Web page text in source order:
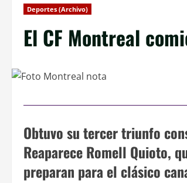
Deportes (Archivo)
El CF Montreal
Obtuvo su tercer triunfo
Reaparece Romell Quioto,
preparan para el clásico